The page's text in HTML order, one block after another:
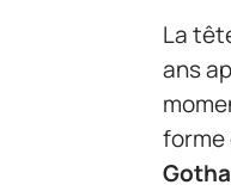
La
ans
forme